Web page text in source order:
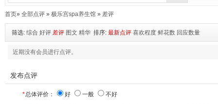
首页» 全部点评 » 极乐宫spa养生馆 » 差评
筛选: 综合 好评 差评 图文 精华 排序: 最新点评 喜欢程度 鲜花数 回应数量
近期没有会员进行点评。
发布点评
*总体评价： 好 一般 不好